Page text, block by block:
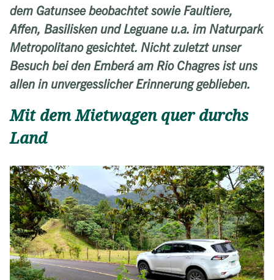
dem Gatunsee beobachtet sowie Faultiere,
Affen, Basilisken und Leguane u.a. im Naturpark
Metropolitano gesichtet. Nicht zuletzt unser
Besuch bei den Emberá am Rio Chagres ist uns
allen in unvergesslicher Erinnerung geblieben.
Mit dem Mietwagen quer durchs
Land